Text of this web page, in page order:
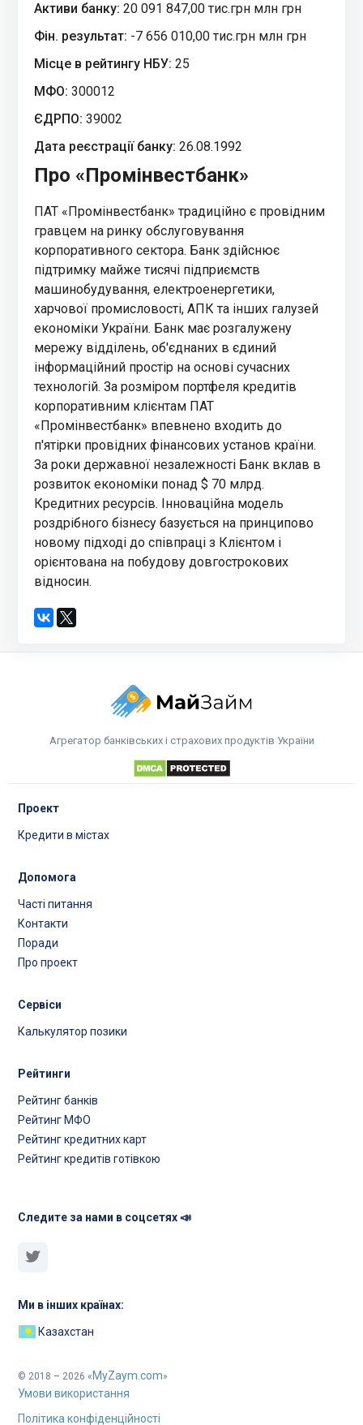
Активи банку: 20 091 847,00 тис.грн млн грн
Фін. результат: -7 656 010,00 тис.грн млн грн
Місце в рейтингу НБУ: 25
МФО: 300012
ЄДРПО:39002
Дата реєстрації банку: 26.08.1992
Про «Промінвестбанк»
ПАТ «Промінвестбанк» традиційно є провідним
гравцем на ринку обслуговування
корпоративного сектора. Банк здійснює
підтримку майже тисячі підприємств
машинобудування, електроенергетики,
харчової промисловості, АПК та інших галузей
економіки України. Банк має розгалужену
мережу відділень, об'єднаних в єдиний
інформаційний простір на основі сучасних
технологій. За розміром портфеля кредитів
корпоративним клієнтам ПАТ
«Промінвестбанк» впевнено входить до
п'ятірки провідних фінансових установ країни.
За роки державної незалежності Банк вклав в
розвиток економіки понад $ 70 млрд.
Кредитних ресурсів. Інноваційна модель
роздрібного бізнесу базується на принципово
новому підході до співпраці з Клієнтом і
орієнтована на побудову довгострокових
відносин.
Агрегатор банківських і страхових продуктів України
Проект
Кредити в містах
Допомога
Часті питання
Контакти
Поради
Про проект
Сервіси
Калькулятор позики
Рейтинги
Рейтинг банків
Рейтинг МФО
Рейтинг кредитних карт
Рейтинг кредитів готівкою
Следите за нами в соцсетях 📣
Ми в інших країнах:
Казахстан
© 2018 – 2026 « MyZaym.com»
Умови використання
Політика конфіденційності